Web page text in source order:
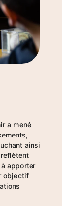
a mené
ainsi
à apporter
objectif